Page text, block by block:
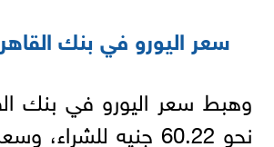
سعر اليورو في بنك
وهبط سعر اليورو في بنك